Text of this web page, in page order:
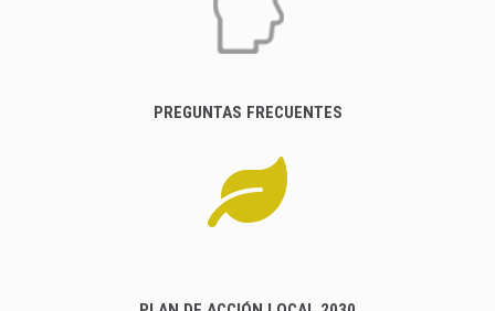
PREGUNTAS FRECUENTES